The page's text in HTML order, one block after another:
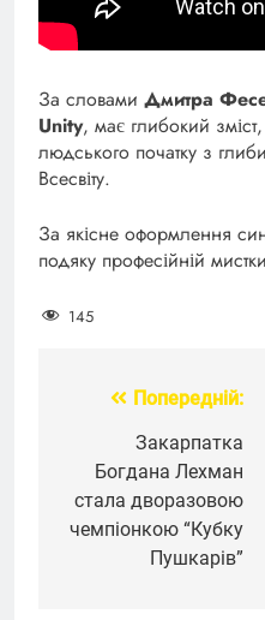
За словами Дмитра
Unity, має глибокий зміст,
людського початку з
Всесвіту.
За якісне оформлення
подяку професійній
145
Навігація
записів
Попередній:
Закарпатка
Богдана Лехман
стала дворазовою
чемпіонкою “Кубку
Пушкарів”